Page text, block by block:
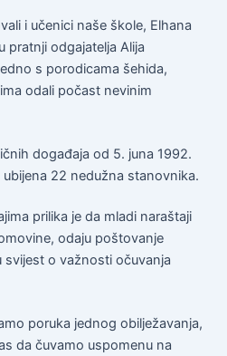
i učenici naše škole, Elhana
pratnji odgajatelja Alija
s porodicama šehida,
odali počast nevinim
događaja od 5. juna 1992.
22 nedužna stanovnika.
prilika je da mladi naraštaji
odaju poštovanje
svijest o važnosti očuvanja
poruka jednog obilježavanja,
da čuvamo uspomenu na